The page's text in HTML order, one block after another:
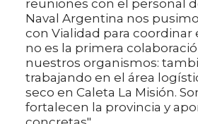
reuniones con el personal
Naval Argentina nos
con Vialidad para coordinar
no es la primera
nuestros organismos:
trabajando en el área
seco en Caleta La Misión.
fortalecen la provincia y